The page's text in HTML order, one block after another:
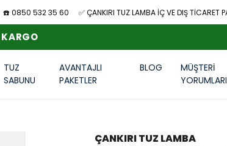
☎️ 0850 532 35 60 ✅ ÇANKIRI TUZ LAMBA İÇ VE DIŞ TİCARET
TUZ
SABUNU
AVANTAJLI
PAKETLER
BLOG
MÜŞTERİ
YORUMLARI
ÇANKIRI TUZ LAMBA